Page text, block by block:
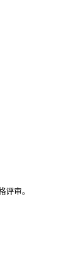
评审。